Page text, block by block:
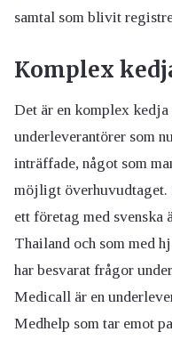
samtal som blivit
Komplex
Det är en komplex
underleverantörer som
inträffade, något som
möjligt överhuvudtaget.
ett företag med svenska
Thailand och som med
har besvarat frågor
Medicall är en
Medhelp som tar emot